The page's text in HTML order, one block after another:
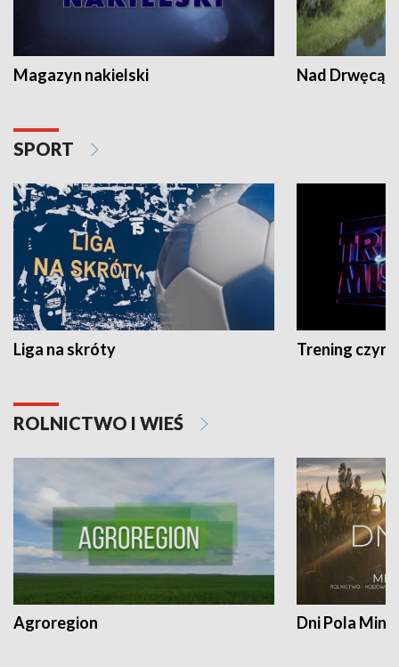
Magazyn nakielski Nad Drwęcą
SPORT
Liga na skróty Trening czyni
ROLNICTWO I WIEŚ
Agroregion Dni Pola